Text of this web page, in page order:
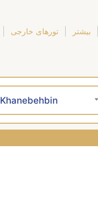
تورهای خارجی بیشتر
Khanebehbin